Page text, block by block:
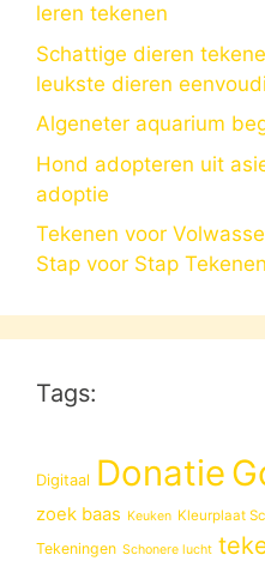
leren tekenen
Schattige dieren
leukste dieren
Algeneter aquarium
Hond adopteren uit
adoptie
Tekenen voor
Stap voor Stap Tekenen
Tags:
Digitaal Donatie
zoek baas Keuken Kleurplaat
Tekeningen Schonere lucht